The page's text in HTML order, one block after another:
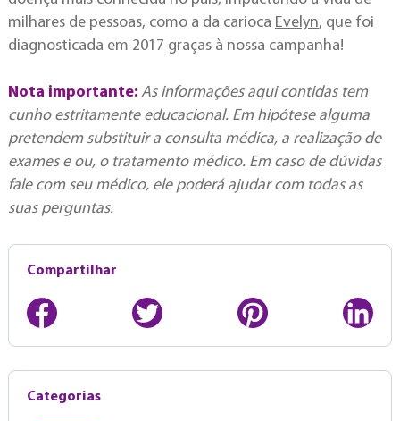
milhares de pessoas, como a da carioca Evelyn, que foi
diagnosticada em 2017 graças à nossa campanha!
Nota importante: As informações aqui contidas tem
cunho estritamente educacional. Em hipótese alguma
pretendem substituir a consulta médica, a realização de
exames e ou, o tratamento médico. Em caso de dúvidas
fale com seu médico, ele poderá ajudar com todas as
suas perguntas.
Compartilhar
Categorias